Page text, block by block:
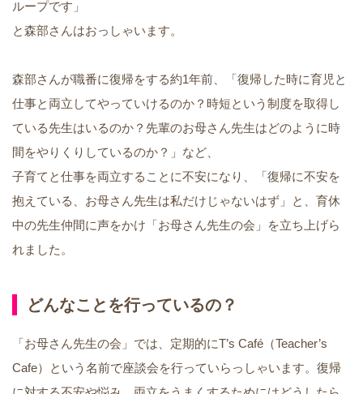
ループです」
と森部さんはおっしゃいます。
森部さんが職番に復帰をする約1年前、「復帰した時に育児と
仕事と両立してやっていけるのか？時短という制度を取得し
ている先生はいるのか？先輩のお母さん先生はどのように時
間をやりくりしているのか？」など、
子育てと仕事を両立することに不安になり、「復帰に不安を
抱えている、お母さん先生は私だけじゃないはず」と、育休
中の先生仲間に声をかけ「お母さん先生の会」を立ち上げら
れました。
どんなことを行っているの？
「お母さん先生の会」では、定期的にT’s Café（Teacher’s
Cafe）という名前で座談会を行っていらっしゃいます。復帰